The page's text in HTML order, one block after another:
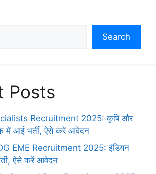
Search
Posts
Recruitment 2025: कृषि और
में आई भर्ती, ऐसे करें आवेदन
EME Recruitment 2025: इंडियन
ऐसे करें आवेदन